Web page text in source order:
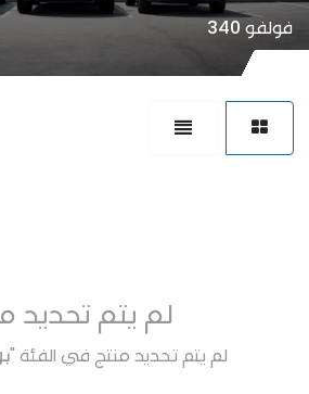
فولفو 340
لم يتم تحديد
لم يتم تحديد منتج في الفئة "